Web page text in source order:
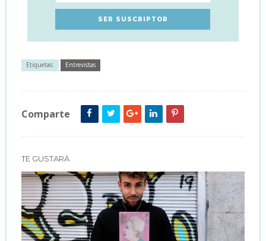
Etiquetas: Entrevistas
Comparte
TE GUSTARÁ